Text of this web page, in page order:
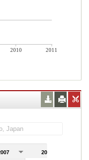
2010
2011
2008